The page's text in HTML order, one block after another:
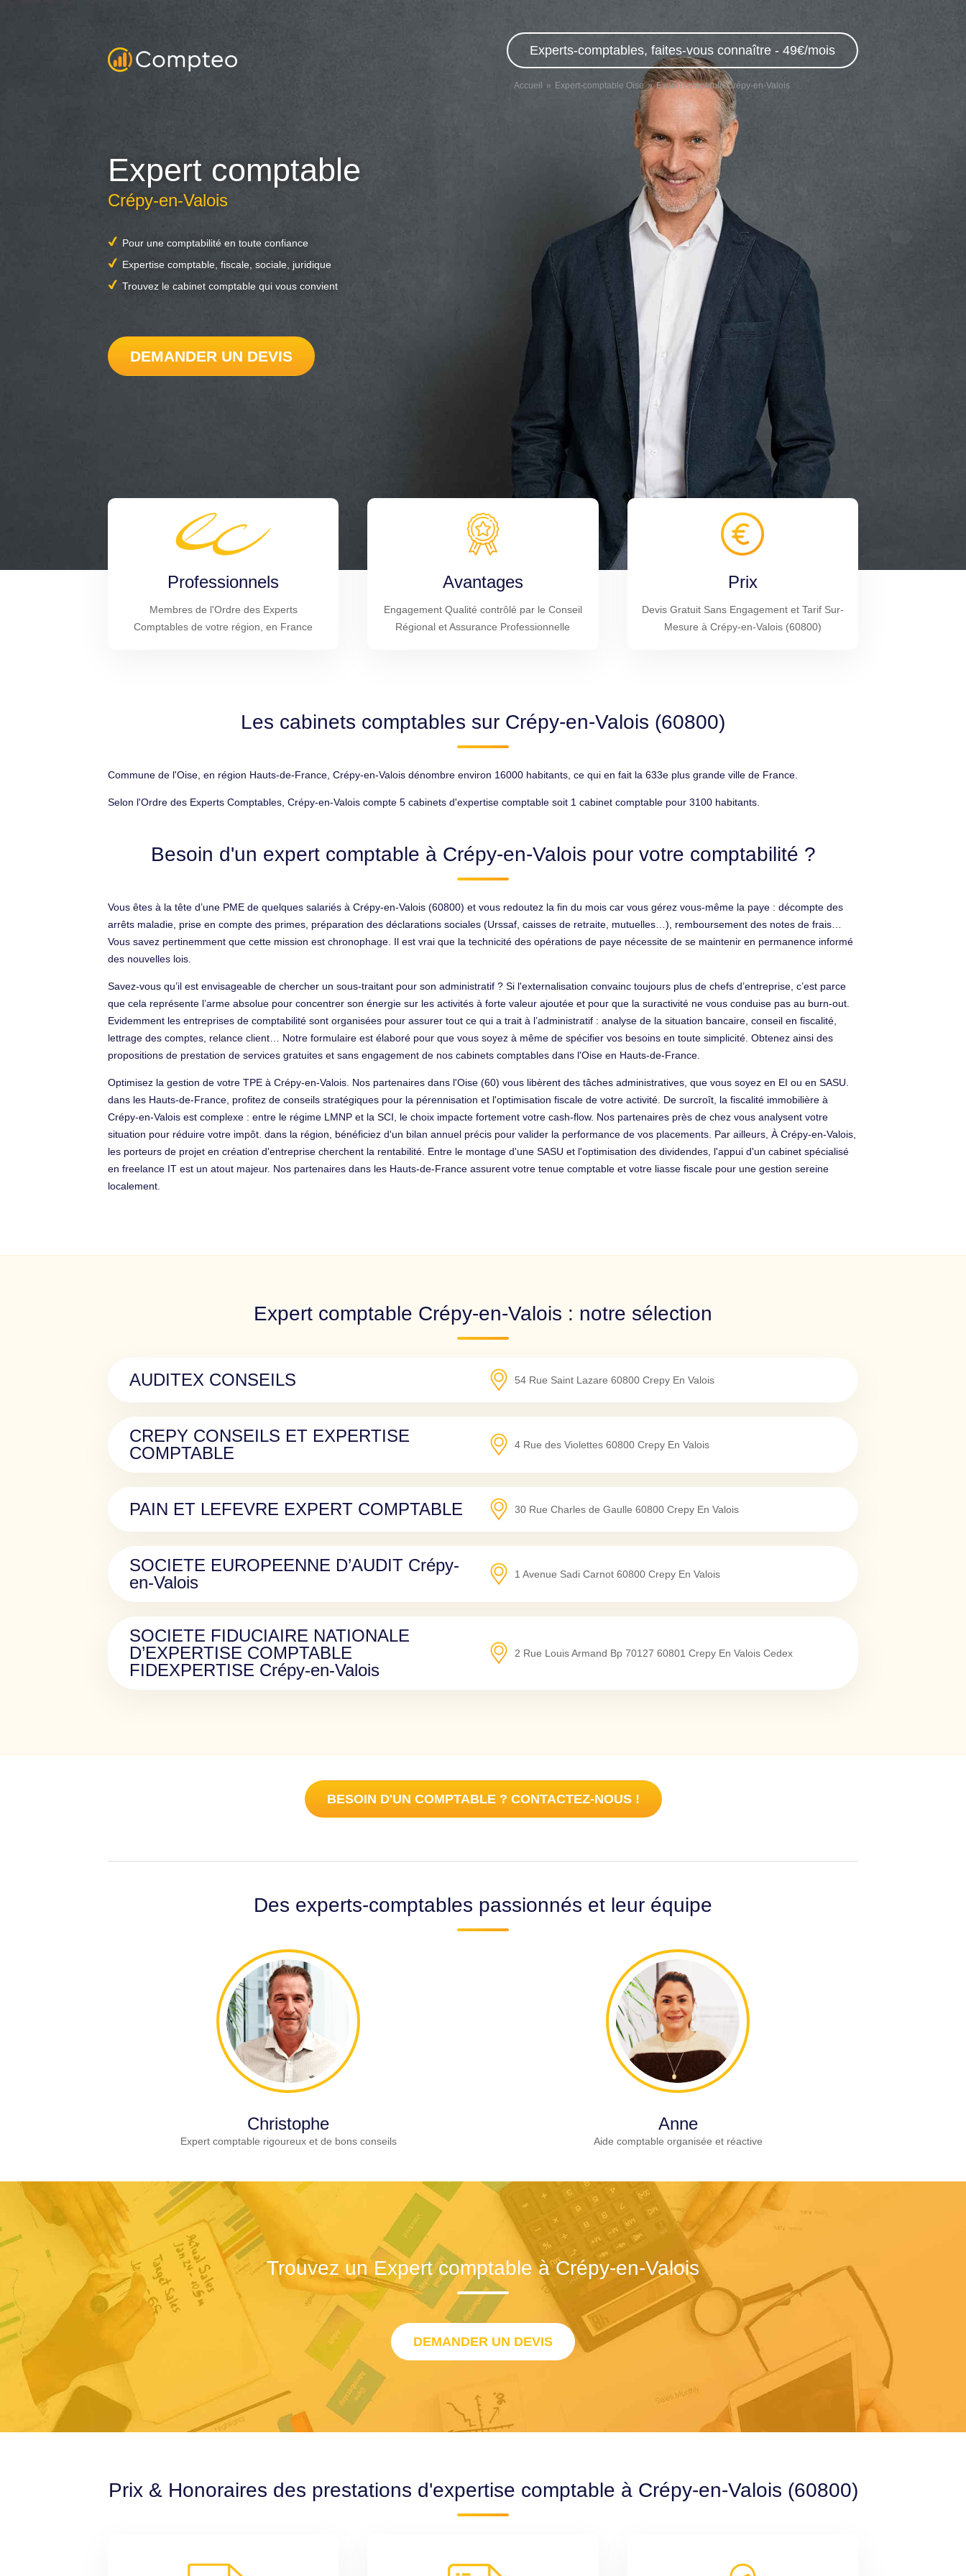
Experts-comptables, faites-vous connaître - 49€/mois
Accueil Expert-comptable Oise Expert comptable Crépy-en-Valois
Expert comptable
Crépy-en-Valois
Pour une comptabilité en toute confiance
Expertise comptable, fiscale, sociale, juridique
Trouvez le cabinet comptable qui vous convient
DEMANDER UN DEVIS
Professionnels
Membres de l'Ordre des Experts
Comptables de votre région, en France
Avantages
Engagement Qualité contrôlé par le Conseil
Régional et Assurance Professionnelle
Prix
Devis Gratuit Sans Engagement et Tarif Sur-
Mesure à Crépy-en-Valois (60800)
Les cabinets comptables sur Crépy-en-Valois (60800)
Commune de l'Oise, en région Hauts-de-France, Crépy-en-Valois dénombre environ 16000 habitants, ce qui en fait la 633e plus grande ville de France.
Selon l'Ordre des Experts Comptables, Crépy-en-Valois compte 5 cabinets d'expertise comptable soit 1 cabinet comptable pour 3100 habitants.
Besoin d'un expert comptable à Crépy-en-Valois pour votre comptabilité ?
Vous êtes à la tête d’une PME de quelques salariés à Crépy-en-Valois (60800) et vous redoutez la fin du mois car vous gérez vous-même la paye : décompte des
arrêts maladie, prise en compte des primes, préparation des déclarations sociales (Urssaf, caisses de retraite, mutuelles…), remboursement des notes de frais…
Vous savez pertinemment que cette mission est chronophage. Il est vrai que la technicité des opérations de paye nécessite de se maintenir en permanence informé
des nouvelles lois.
Savez-vous qu’il est envisageable de chercher un sous-traitant pour son administratif ? Si l'externalisation convainc toujours plus de chefs d’entreprise, c’est parce
que cela représente l’arme absolue pour concentrer son énergie sur les activités à forte valeur ajoutée et pour que la suractivité ne vous conduise pas au burn-out.
Evidemment les entreprises de comptabilité sont organisées pour assurer tout ce qui a trait à l’administratif : analyse de la situation bancaire, conseil en fiscalité,
lettrage des comptes, relance client… Notre formulaire est élaboré pour que vous soyez à même de spécifier vos besoins en toute simplicité. Obtenez ainsi des
propositions de prestation de services gratuites et sans engagement de nos cabinets comptables dans l'Oise en Hauts-de-France.
Optimisez la gestion de votre TPE à Crépy-en-Valois. Nos partenaires dans l'Oise (60) vous libèrent des tâches administratives, que vous soyez en EI ou en SASU.
dans les Hauts-de-France, profitez de conseils stratégiques pour la pérennisation et l'optimisation fiscale de votre activité. De surcroît, la fiscalité immobilière à
Crépy-en-Valois est complexe : entre le régime LMNP et la SCI, le choix impacte fortement votre cash-flow. Nos partenaires près de chez vous analysent votre
situation pour réduire votre impôt. dans la région, bénéficiez d'un bilan annuel précis pour valider la performance de vos placements. Par ailleurs, À Crépy-en-Valois,
les porteurs de projet en création d'entreprise cherchent la rentabilité. Entre le montage d'une SASU et l'optimisation des dividendes, l'appui d'un cabinet spécialisé
en freelance IT est un atout majeur. Nos partenaires dans les Hauts-de-France assurent votre tenue comptable et votre liasse fiscale pour une gestion sereine
localement.
Expert comptable Crépy-en-Valois : notre sélection
AUDITEX CONSEILS 54 Rue Saint Lazare 60800 Crepy En Valois
CREPY CONSEILS ET EXPERTISE
COMPTABLE
4 Rue des Violettes 60800 Crepy En Valois
PAIN ET LEFEVRE EXPERT COMPTABLE 30 Rue Charles de Gaulle 60800 Crepy En Valois
SOCIETE EUROPEENNE D’AUDIT Crépy-
en-Valois
1 Avenue Sadi Carnot 60800 Crepy En Valois
SOCIETE FIDUCIAIRE NATIONALE
D’EXPERTISE COMPTABLE
FIDEXPERTISE Crépy-en-Valois
2 Rue Louis Armand Bp 70127 60801 Crepy En Valois Cedex
BESOIN D'UN COMPTABLE ? CONTACTEZ-NOUS !
Des experts-comptables passionnés et leur équipe
Christophe
Expert comptable rigoureux et de bons conseils
Anne
Aide comptable organisée et réactive
Trouvez un Expert comptable à Crépy-en-Valois
DEMANDER UN DEVIS
Prix & Honoraires des prestations d'expertise comptable à Crépy-en-Valois (60800)